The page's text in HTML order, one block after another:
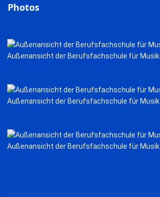
Photos
Außenansicht der Berufsfachschule für Musik
Außenansicht der Berufsfachschule für Musik
Außenansicht der Berufsfachschule für Musik